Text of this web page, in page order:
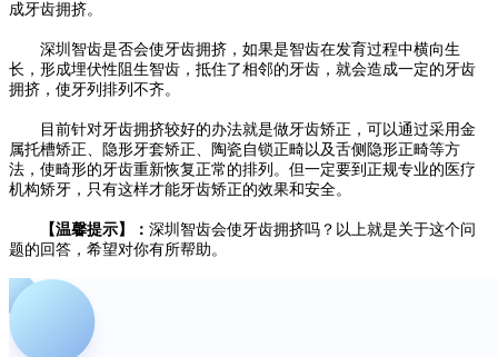
成牙齿拥挤。
深圳智齿是否会使牙齿拥挤，如果是智齿在发育过程中横向生
长，形成埋伏性阻生智齿，抵住了相邻的牙齿，就会造成一定的牙齿
拥挤，使牙列排列不齐。
目前针对牙齿拥挤较好的办法就是做牙齿矫正，可以通过采用金
属托槽矫正、隐形牙套矫正、陶瓷自锁正畸以及舌侧隐形正畸等方
法，使畸形的牙齿重新恢复正常的排列。但一定要到正规专业的医疗
机构矫牙，只有这样才能牙齿矫正的效果和安全。
【温馨提示】： 深圳智齿会使牙齿拥挤吗？以上就是关于这个问
题的回答，希望对你有所帮助。